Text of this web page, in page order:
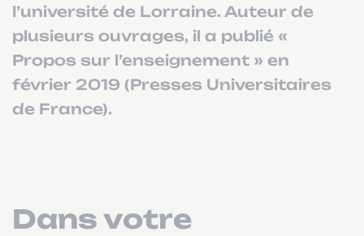
l’université de Lorraine. Auteur de
plusieurs ouvrages, il a publié «
Propos sur l’enseignement » en
février 2019 (Presses Universitaires
de France).
Dans votre